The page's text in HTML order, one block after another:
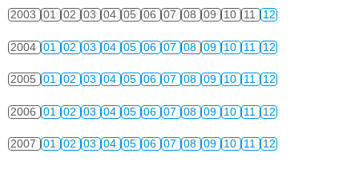
2003 01 02 03 04 05 06 07 08 09 10 11 12
2004 01 02 03 04 05 06 07 08 09 10 11 12
2005 01 02 03 04 05 06 07 08 09 10 11 12
2006 01 02 03 04 05 06 07 08 09 10 11 12
2007 01 02 03 04 05 06 07 08 09 10 11 12